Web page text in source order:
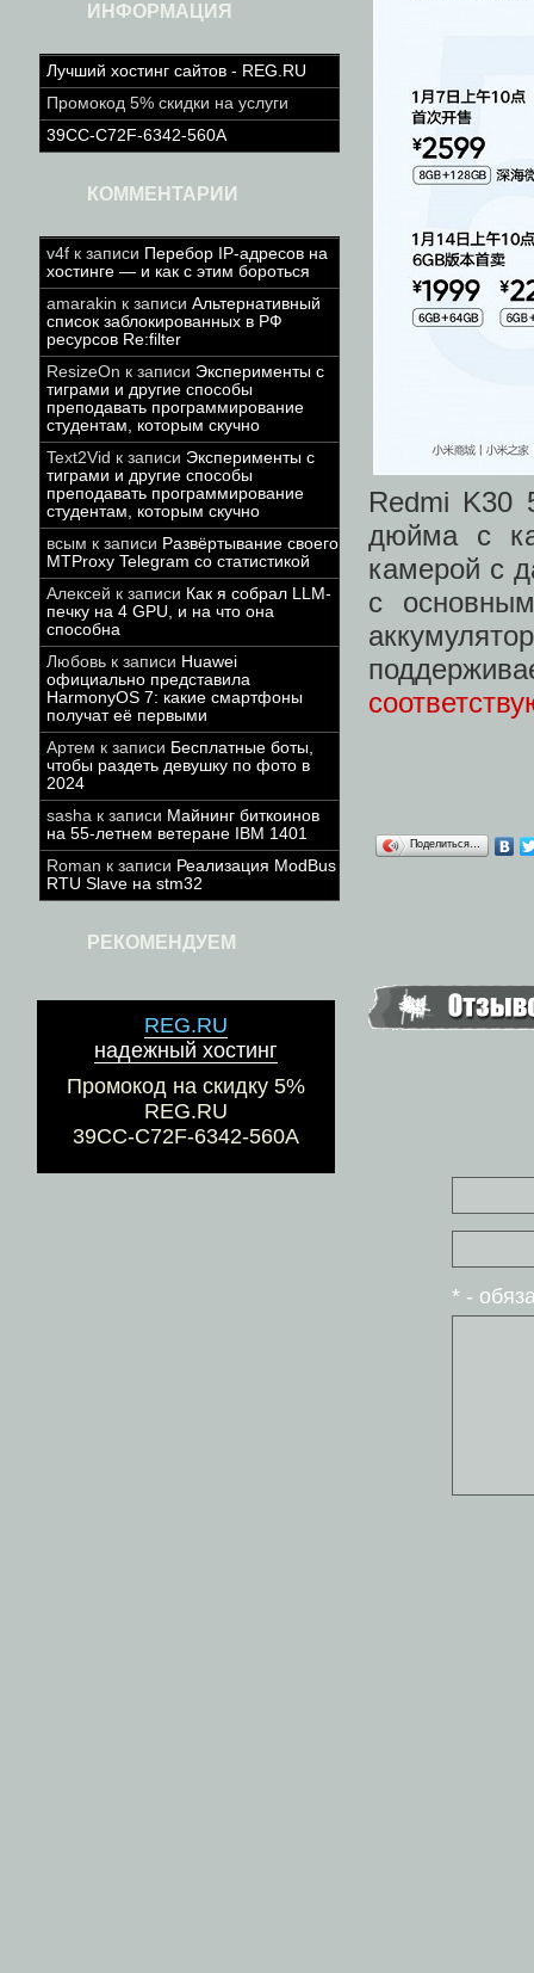
ИНФОРМАЦИЯ
Лучший хостинг сайтов - REG.RU
Промокод 5% скидки на услуги
39CC-C72F-6342-560A
КОММЕНТАРИИ
v4f к записи Перебор IP-адресов на
хостинге — и как с этим бороться
amarakin к записи Альтернативный
список заблокированных в РФ
ресурсов Re:filter
ResizeOn к записи Эксперименты с
тиграми и другие способы
преподавать программирование
студентам, которым скучно
Text2Vid к записи Эксперименты с
тиграми и другие способы
преподавать программирование
студентам, которым скучно
всым к записи Развёртывание своего
MTProxy Telegram со статистикой
Алексей к записи Как я собрал LLM-
печку на 4 GPU, и на что она
способна
Любовь к записи Huawei
официально представила
HarmonyOS 7: какие смартфоны
получат её первыми
Артем к записи Бесплатные боты,
чтобы раздеть девушку по фото в
2024
sasha к записи Майнинг биткоинов
на 55-летнем ветеране IBM 1401
Roman к записи Реализация ModBus
RTU Slave на stm32
РЕКОМЕНДУЕМ
REG.RU
надежный хостинг
Промокод на скидку 5%
REG.RU
39CC-C72F-6342-560A
Redmi K30
дюйма с
камерой с
с
Поделиться…
* -